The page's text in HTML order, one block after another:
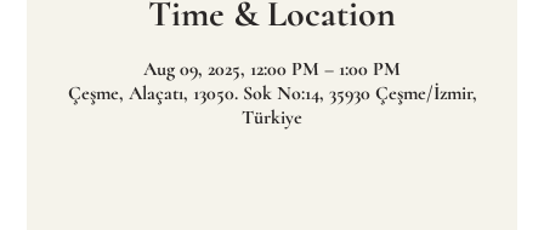
Time & Location
Aug 09, 2025, 12:00 PM – 1:00 PM
Çeşme, Alaçatı, 13050. Sok No:14, 35930 Çeşme/İzmir,
Türkiye